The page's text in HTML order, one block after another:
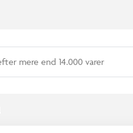
mere end 14.000 varer